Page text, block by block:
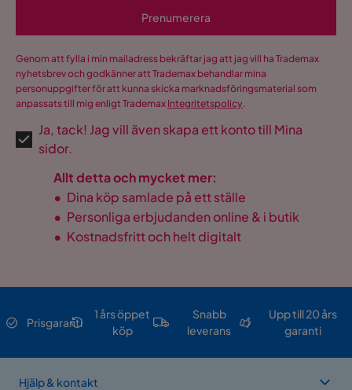
Prenumerera
Genom att fylla i min mailadress bekräftar jag att jag vill ha Trademax
nyhetsbrev och godkänner att Trademax behandlar mina
personuppgifter för att kunna skicka marknadsföringsmaterial som
anpassats till mig enligt Trademax Integritetspolicy.
Ja, tack! Jag vill även skapa ett konto till Mina
sidor.
Allt detta och mycket mer:
• Dina köp samlade på ett ställe
• Personliga erbjudanden online & i butik
• Kostnadsfritt och helt digitalt
Prisgaranti
1 års öppet
köp
Snabb
leverans
Upp till 20 års
garanti
Hjälp & kontakt